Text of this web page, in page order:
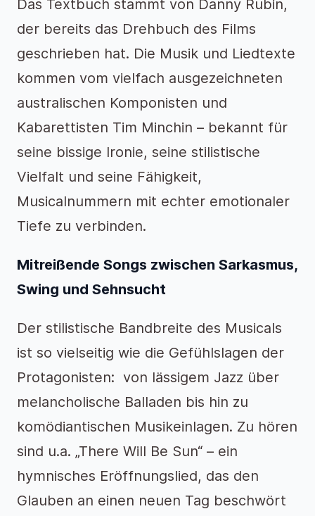
Das Textbuch stammt von Danny Rubin,
der bereits das Drehbuch des Films
geschrieben hat. Die Musik und Liedtexte
kommen vom vielfach ausgezeichneten
australischen Komponisten und
Kabarettisten Tim Minchin – bekannt für
seine bissige Ironie, seine stilistische
Vielfalt und seine Fähigkeit,
Musicalnummern mit echter emotionaler
Tiefe zu verbinden.
Mitreißende Songs zwischen Sarkasmus,
Swing und Sehnsucht
Der stilistische Bandbreite des Musicals
ist so vielseitig wie die Gefühlslagen der
Protagonisten: von lässigem Jazz über
melancholische Balladen bis hin zu
komödiantischen Musikeinlagen. Zu hören
sind u.a. „There Will Be Sun“ – ein
hymnisches Eröffnungslied, das den
Glauben an einen neuen Tag beschwört